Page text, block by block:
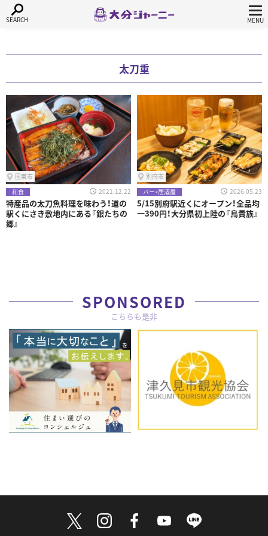
太刀重
国東市
和食
2021.12.22
特産品の太刀魚料理を味わう！道の
駅くにさき敷地内にある『銀たちの
郷』
別府市
バー・居酒屋
2026.05.23
5/15別府駅近くにオープン！全品均
一390円！大分県初上陸の『鳥貴族』
SPONSORED
こちらも是非